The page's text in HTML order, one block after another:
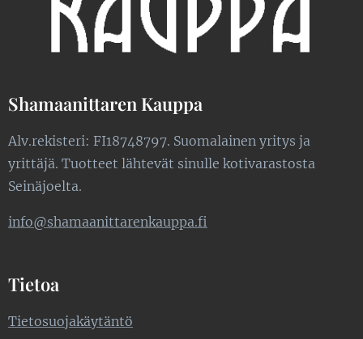
Shamaanittaren Kauppa
Alv.rekisteri: FI18748797. Suomalainen yritys ja
yrittäjä. Tuotteet lähtevät sinulle kotivarastosta
Seinäjoelta.
info@shamaanittarenkauppa.fi
Tietoa
Tietosuojakäytäntö